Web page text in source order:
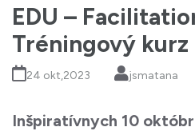
EDU –
Tréningový kurz
24 okt,2023 jsmatana
Inšpiratívnych 10